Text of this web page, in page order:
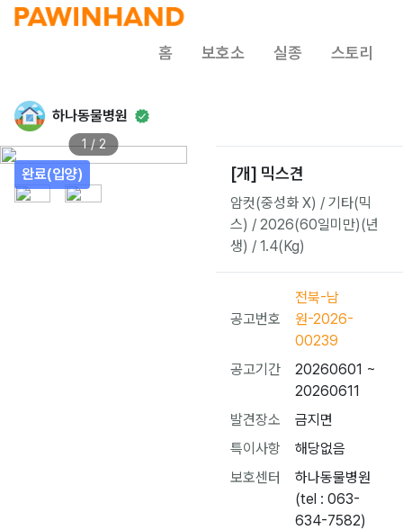
홈 보호소 실종 스토리
하나동물병원
완료(입양)
1 / 2
[개] 믹스견
암컷(중성화 X) / 기타(믹
스) / 2026(60일미만)(년
생) / 1.4(Kg)
공고번호
전북-남
원-2026-
00239
공고기간
20260601 ~
20260611
발견장소
금지면
특이사항
해당없음
보호센터
하나동물병원
(tel : 063-
634-7582)